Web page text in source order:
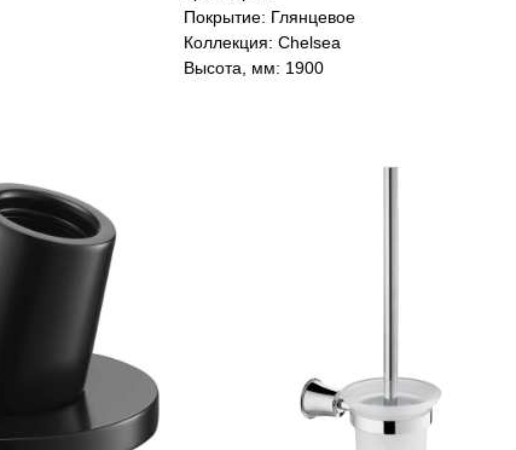
Покрытие: Глянцевое
Коллекция: Chelsea
Высота, мм: 1900